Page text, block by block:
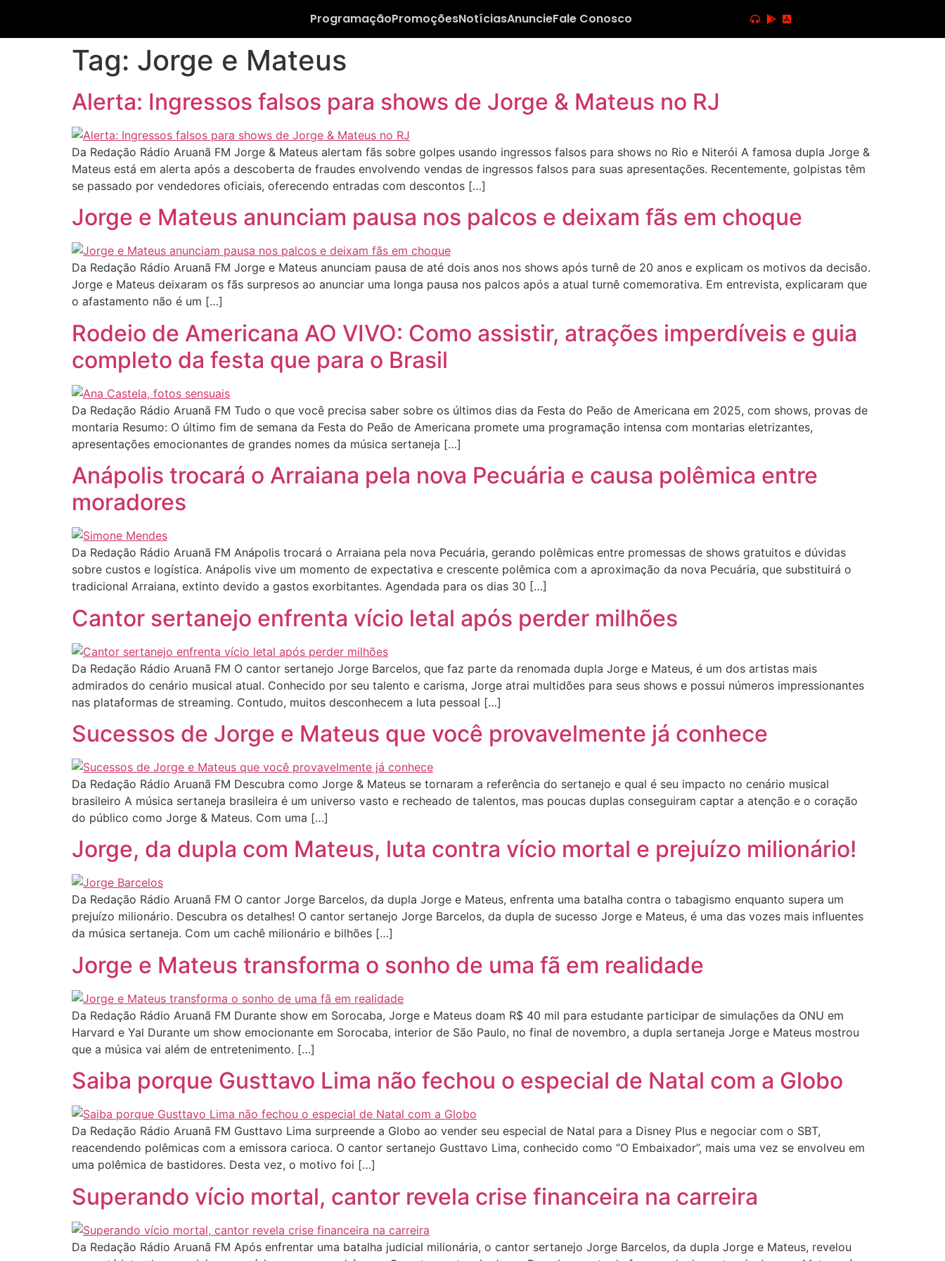
ProgramaçãoPromoçõesNotíciasAnuncieFale Conosco
Tag: Jorge e Mateus
Alerta: Ingressos falsos para shows de Jorge & Mateus no RJ
Da Redação Rádio Aruanã FM Jorge & Mateus alertam fãs sobre golpes usando ingressos falsos para shows no Rio e Niterói A famosa dupla Jorge &
Mateus está em alerta após a descoberta de fraudes envolvendo vendas de ingressos falsos para suas apresentações. Recentemente, golpistas têm
se passado por vendedores oficiais, oferecendo entradas com descontos […]
Jorge e Mateus anunciam pausa nos palcos e deixam fãs em choque
Da Redação Rádio Aruanã FM Jorge e Mateus anunciam pausa de até dois anos nos shows após turnê de 20 anos e explicam os motivos da decisão.
Jorge e Mateus deixaram os fãs surpresos ao anunciar uma longa pausa nos palcos após a atual turnê comemorativa. Em entrevista, explicaram que
o afastamento não é um […]
Rodeio de Americana AO VIVO: Como assistir, atrações imperdíveis e guia
completo da festa que para o Brasil
Da Redação Rádio Aruanã FM Tudo o que você precisa saber sobre os últimos dias da Festa do Peão de Americana em 2025, com shows, provas de
montaria Resumo: O último fim de semana da Festa do Peão de Americana promete uma programação intensa com montarias eletrizantes,
apresentações emocionantes de grandes nomes da música sertaneja […]
Anápolis trocará o Arraiana pela nova Pecuária e causa polêmica entre
moradores
Da Redação Rádio Aruanã FM Anápolis trocará o Arraiana pela nova Pecuária, gerando polêmicas entre promessas de shows gratuitos e dúvidas
sobre custos e logística. Anápolis vive um momento de expectativa e crescente polêmica com a aproximação da nova Pecuária, que substituirá o
tradicional Arraiana, extinto devido a gastos exorbitantes. Agendada para os dias 30 […]
Cantor sertanejo enfrenta vício letal após perder milhões
Da Redação Rádio Aruanã FM O cantor sertanejo Jorge Barcelos, que faz parte da renomada dupla Jorge e Mateus, é um dos artistas mais
admirados do cenário musical atual. Conhecido por seu talento e carisma, Jorge atrai multidões para seus shows e possui números impressionantes
nas plataformas de streaming. Contudo, muitos desconhecem a luta pessoal […]
Sucessos de Jorge e Mateus que você provavelmente já conhece
Da Redação Rádio Aruanã FM Descubra como Jorge & Mateus se tornaram a referência do sertanejo e qual é seu impacto no cenário musical
brasileiro A música sertaneja brasileira é um universo vasto e recheado de talentos, mas poucas duplas conseguiram captar a atenção e o coração
do público como Jorge & Mateus. Com uma […]
Jorge, da dupla com Mateus, luta contra vício mortal e prejuízo milionário!
Da Redação Rádio Aruanã FM O cantor Jorge Barcelos, da dupla Jorge e Mateus, enfrenta uma batalha contra o tabagismo enquanto supera um
prejuízo milionário. Descubra os detalhes! O cantor sertanejo Jorge Barcelos, da dupla de sucesso Jorge e Mateus, é uma das vozes mais influentes
da música sertaneja. Com um cachê milionário e bilhões […]
Jorge e Mateus transforma o sonho de uma fã em realidade
Da Redação Rádio Aruanã FM Durante show em Sorocaba, Jorge e Mateus doam R$ 40 mil para estudante participar de simulações da ONU em
Harvard e Yal Durante um show emocionante em Sorocaba, interior de São Paulo, no final de novembro, a dupla sertaneja Jorge e Mateus mostrou
que a música vai além de entretenimento. […]
Saiba porque Gusttavo Lima não fechou o especial de Natal com a Globo
Da Redação Rádio Aruanã FM Gusttavo Lima surpreende a Globo ao vender seu especial de Natal para a Disney Plus e negociar com o SBT,
reacendendo polêmicas com a emissora carioca. O cantor sertanejo Gusttavo Lima, conhecido como “O Embaixador”, mais uma vez se envolveu em
uma polêmica de bastidores. Desta vez, o motivo foi […]
Superando vício mortal, cantor revela crise financeira na carreira
Da Redação Rádio Aruanã FM Após enfrentar uma batalha judicial milionária, o cantor sertanejo Jorge Barcelos, da dupla Jorge e Mateus, revelou